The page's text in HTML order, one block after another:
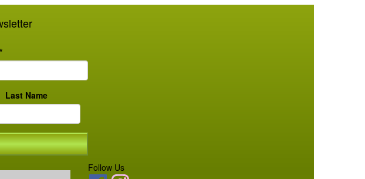
*
Last Name
Follow Us